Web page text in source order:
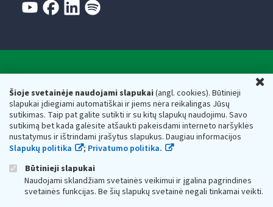
Šioje svetainėje naudojami slapukai(angl. cookies). Būtinieji
slapukai įdiegiami automatiškai ir jiems nėra reikalingas Jūsų
sutikimas. Taip pat galite sutikti ir su kitų slapukų naudojimu. Savo
sutikimą bet kada galėsite atšaukti pakeisdami interneto naršyklės
nustatymus ir ištrindami įrašytus slapukus. Daugiau informacijos
Slapukų politika
; Privatumo politika.
Būtinieji slapukai
Naudojami sklandžiam svetainės veikimui ir įgalina pagrindines
svetainės funkcijas. Be šių slapukų svetainė negali tinkamai veikti.
Respublikos finansų ministerijos
Biudžetinė įstaiga. Juridinio asmens kodas — 188659752,
adresas: Vasario 16-osios g. 14, 01107 Vilnius, Lietuva, el.paštas:
vmi@vmi.lt, E. pristatymo dėžutės adresas 188659752
Duomenys apie Valstybinę mokesčių inspekciją prie Lietuvos
Respublikos finansų ministerijos kaupiami ir saugomi Juridinių